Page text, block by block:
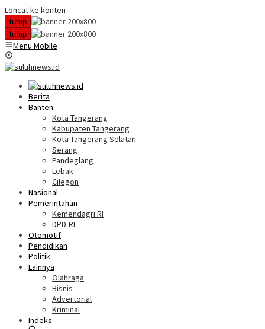
Loncat ke konten
tutup
tutup
Menu Mobile
Berita
Banten
Kota Tangerang
Kabupaten Tangerang
Kota Tangerang Selatan
Serang
Pandeglang
Lebak
Cilegon
Nasional
Pemerintahan
Kemendagri RI
DPD-RI
Otomotif
Pendidikan
Politik
Lainnya
Olahraga
Bisnis
Advertorial
Kriminal
Indeks